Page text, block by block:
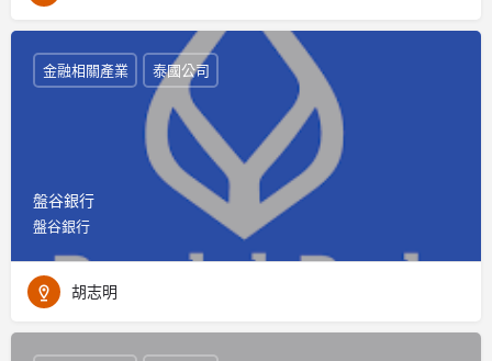
盤谷銀行
盤谷銀行
金融相關產業 泰國公司
胡志明